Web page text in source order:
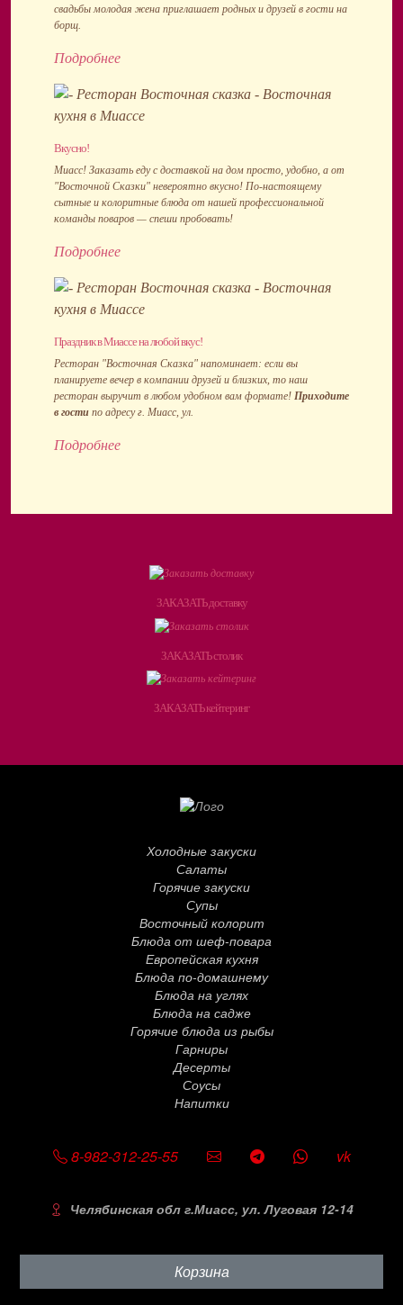
свадьбы молодая жена приглашает родных и друзей в гости на
борщ.
Подробнее
Вкусно!
Миасс! Заказать еду с доставкой на дом просто, удобно, а от
"Восточной Сказки" невероятно вкусно! По-настоящему
сытные и колоритные блюда от нашей профессиональной
команды поваров — спеши пробовать!
Подробнее
Праздник в Миассе на любой вкус!
Ресторан "Восточная Сказка" напоминает: если вы
планируете вечер в компании друзей и близких, то наш
ресторан выручит в любом удобном вам формате! Приходите
в гости по адресу г. Миасс, ул.
Подробнее
ЗАКАЗАТЬ доставку
ЗАКАЗАТЬ столик
ЗАКАЗАТЬ кейтеринг
Холодные закуски
Салаты
Горячие закуски
Супы
Восточный колорит
Блюда от шеф-повара
Европейская кухня
Блюда по-домашнему
Блюда на углях
Блюда на садже
Горячие блюда из рыбы
Гарниры
Десерты
Соусы
Напитки
SOCIAL8-982-312-25-55 vk
Челябинская обл г.Миасс, ул. Луговая 12-14
Корзина